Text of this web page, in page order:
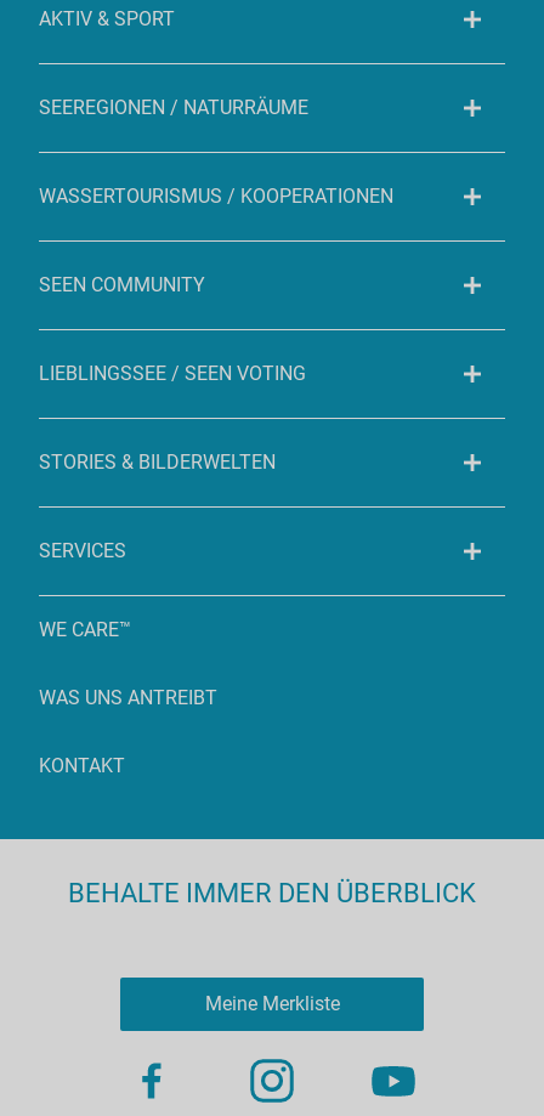
AKTIV & SPORT
SEEREGIONEN / NATURRÄUME
WASSERTOURISMUS / KOOPERATIONEN
SEEN COMMUNITY
LIEBLINGSSEE / SEEN VOTING
STORIES & BILDERWELTEN
SERVICES
WE CARE™
WAS UNS ANTREIBT
KONTAKT
BEHALTE IMMER DEN ÜBERBLICK
Meine Merkliste